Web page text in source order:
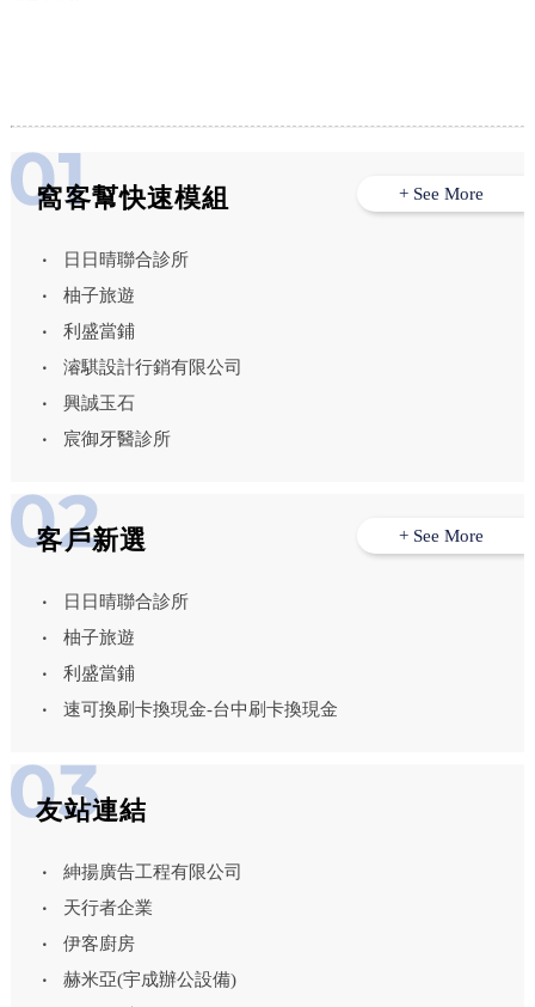
窩客幫快速模組
日日晴聯合診所
柚子旅遊
利盛當鋪
濬騏設計行銷有限公司
興誠玉石
宸御牙醫診所
+ See More
客戶新選
日日晴聯合診所
柚子旅遊
利盛當鋪
速可換刷卡換現金-台中刷卡換現金
+ See More
友站連結
紳揚廣告工程有限公司
天行者企業
伊客廚房
赫米亞(宇成辦公設備)